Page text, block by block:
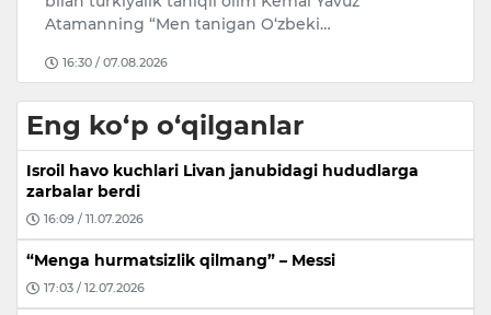
Atamanning “Men tanigan O‘zbeki…
16:30 / 07.08.2026
Eng ko‘p o‘qilganlar
Isroil havo kuchlari Livan janubidagi hududlarga
zarbalar berdi
16:09 / 11.07.2026
“Menga hurmatsizlik qilmang” – Messi
17:03 / 12.07.2026